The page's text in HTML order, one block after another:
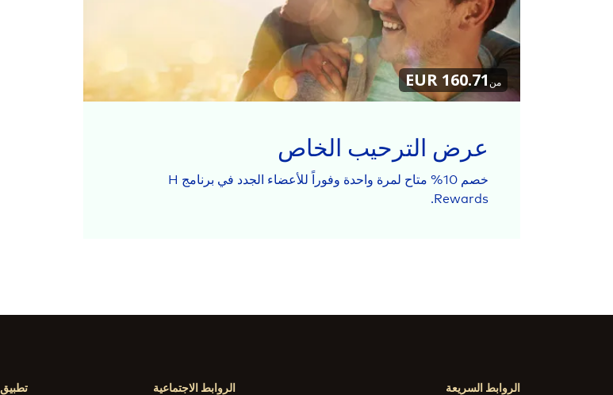
من160.71 EUR
عرض الترحيب الخاص
خصم 10% متاح لمرة واحدة وفوراً للأعضاء الجدد في برنامج H
Rewards.
الروابط السريعة
الروابط الاجتماعية تطبيق H REWARDS APP